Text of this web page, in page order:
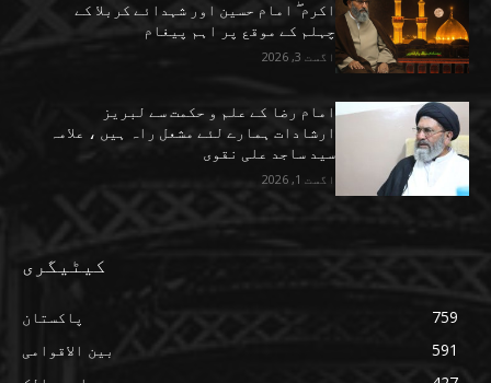
اکرم ۖ امام حسین اور شہدائے کربلا کے
چہلم کے موقع پر اہم پیغام
اگست 3, 2026
امام رضا کے علم و حکمت سے لبریز
ارشادات ہمارے لئے مشعل راہ ہیں ، علامہ
سید ساجد علی نقوی
اگست 1, 2026
کیٹیگری
پاکستان
759
بین الاقوامی
591